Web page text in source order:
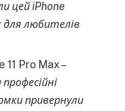
цей iPhone
для любителів
11 Pro Max –
привернули